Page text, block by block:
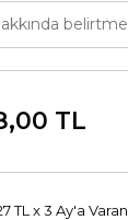
TL
TL x 3 Ay'a Varan